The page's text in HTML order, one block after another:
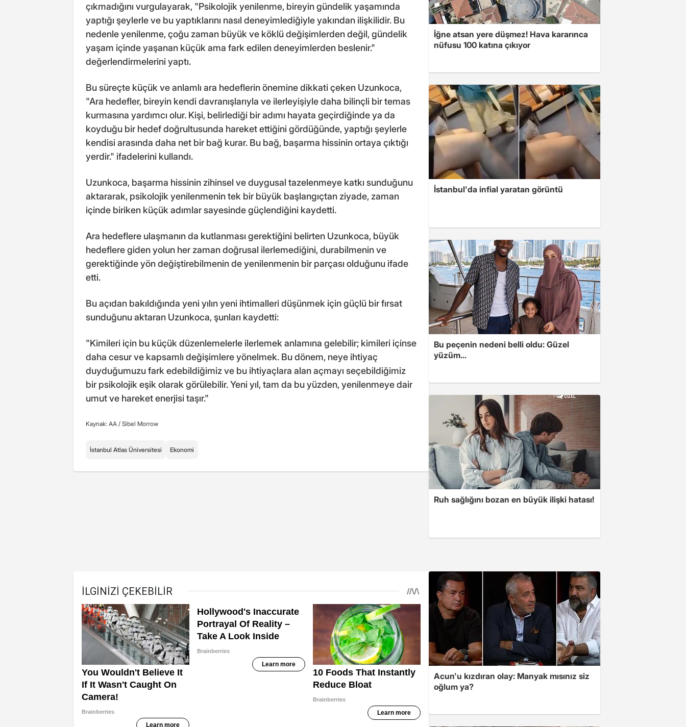
çıkmadığını vurgulayarak, "Psikolojik yenilenme, bireyin gündelik yaşamında
yaptığı şeylerle ve bu yaptıklarını nasıl deneyimlediğiyle yakından ilişkilidir. Bu
nedenle yenilenme, çoğu zaman büyük ve köklü değişimlerden değil, gündelik
yaşam içinde yaşanan küçük ama fark edilen deneyimlerden beslenir."
değerlendirmelerini yaptı.
Bu süreçte küçük ve anlamlı ara hedeflerin önemine dikkati çeken Uzunkoca,
"Ara hedefler, bireyin kendi davranışlarıyla ve ilerleyişiyle daha bilinçli bir temas
kurmasına yardımcı olur. Kişi, belirlediği bir adımı hayata geçirdiğinde ya da
koyduğu bir hedef doğrultusunda hareket ettiğini gördüğünde, yaptığı şeylerle
kendisi arasında daha net bir bağ kurar. Bu bağ, başarma hissinin ortaya çıktığı
yerdir." ifadelerini kullandı.
Uzunkoca, başarma hissinin zihinsel ve duygusal tazelenmeye katkı sunduğunu
aktararak, psikolojik yenilenmenin tek bir büyük başlangıçtan ziyade, zaman
içinde biriken küçük adımlar sayesinde güçlendiğini kaydetti.
Ara hedeflere ulaşmanın da kutlanması gerektiğini belirten Uzunkoca, büyük
hedeflere giden yolun her zaman doğrusal ilerlemediğini, durabilmenin ve
gerektiğinde yön değiştirebilmenin de yenilenmenin bir parçası olduğunu ifade
etti.
Bu açıdan bakıldığında yeni yılın yeni ihtimalleri düşünmek için güçlü bir fırsat
sunduğunu aktaran Uzunkoca, şunları kaydetti:
"Kimileri için bu küçük düzenlemelerle ilerlemek anlamına gelebilir; kimileri içinse
daha cesur ve kapsamlı değişimlere yönelmek. Bu dönem, neye ihtiyaç
duyduğumuzu fark edebildiğimiz ve bu ihtiyaçlara alan açmayı seçebildiğimiz
bir psikolojik eşik olarak görülebilir. Yeni yıl, tam da bu yüzden, yenilenmeye dair
umut ve hareket enerjisi taşır."
Kaynak: AA / Sibel Morrow
İstanbul Atlas Üniversitesi Ekonomi
İğne atsan yere düşmez! Hava kararınca
nüfusu 100 katına çıkıyor
İstanbul'da infial yaratan görüntü
Bu peçenin nedeni belli oldu: Güzel
yüzüm...
Ruh sağlığını bozan en büyük ilişki hatası!
Acun'u kızdıran olay: Manyak mısınız siz
oğlum ya?